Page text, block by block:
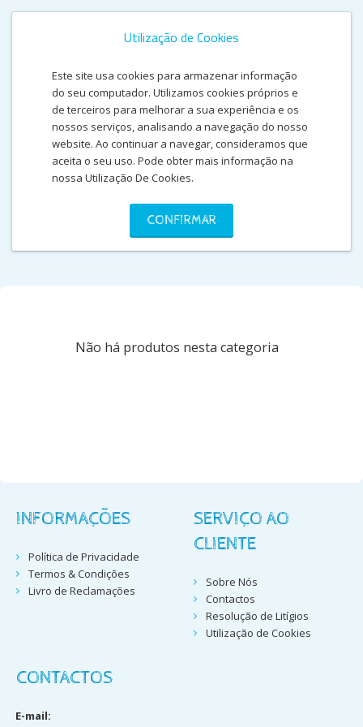
Utilização de Cookies
Este site usa cookies para armazenar informação
do seu computador. Utilizamos cookies próprios e
de terceiros para melhorar a sua experiência e os
nossos serviços, analisando a navegação do nosso
website. Ao continuar a navegar, consideramos que
aceita o seu uso. Pode obter mais informação na
nossa Utilização De Cookies.
CONFIRMAR
ACESSORIOS PARA
TELEMÓVEL
Não há produtos nesta categoria
INFORMAÇÕES
Política de Privacidade
Termos & Condições
Livro de Reclamações
SERVIÇO AO
CLIENTE
Sobre Nós
Contactos
Resolução de Litígios
Utilização de Cookies
CONTACTOS
E-mail: